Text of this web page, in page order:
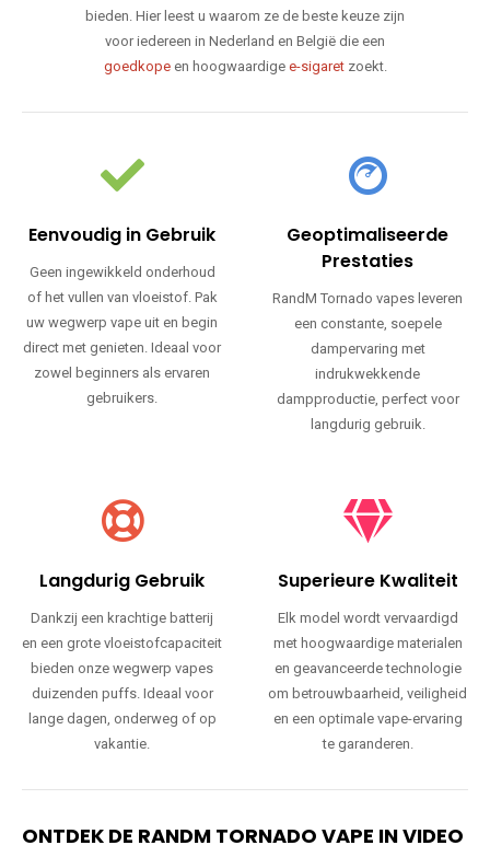
bieden. Hier leest u waarom ze de beste keuze zijn
voor iedereen in Nederland en België die een
goedkopeen hoogwaardige e-sigaretzoekt.
Eenvoudig in Gebruik
Geen ingewikkeld onderhoud
of het vullen van vloeistof. Pak
uw wegwerp vape uit en begin
direct met genieten. Ideaal voor
zowel beginners als ervaren
gebruikers.
Geoptimaliseerde
Prestaties
RandM Tornado vapes leveren
een constante, soepele
dampervaring met
indrukwekkende
dampproductie, perfect voor
langdurig gebruik.
Langdurig Gebruik
Dankzij een krachtige batterij
en een grote vloeistofcapaciteit
bieden onze wegwerp vapes
duizenden puffs. Ideaal voor
lange dagen, onderweg of op
vakantie.
Superieure Kwaliteit
Elk model wordt vervaardigd
met hoogwaardige materialen
en geavanceerde technologie
om betrouwbaarheid, veiligheid
en een optimale vape-ervaring
te garanderen.
ONTDEK DE RANDM TORNADO VAPE IN VIDEO